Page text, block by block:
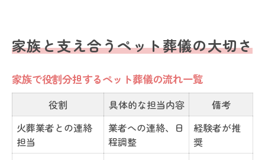
家族と支え合うペット葬儀の大切さ
家族で役割分担するペット葬儀の流れ一覧
役割 具体的な担当内容
備考
火葬業者との連絡
担当
業者への連絡、日
程調整
経験者が推
奨